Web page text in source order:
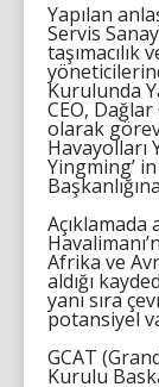
Yapılan
Servis
Kurulunda
CEO,
olarak
Havayolları
Yingming’
Açıklamada
Afrika ve
aldığı
yanı sıra
potansiyel
GCAT
Kurulu